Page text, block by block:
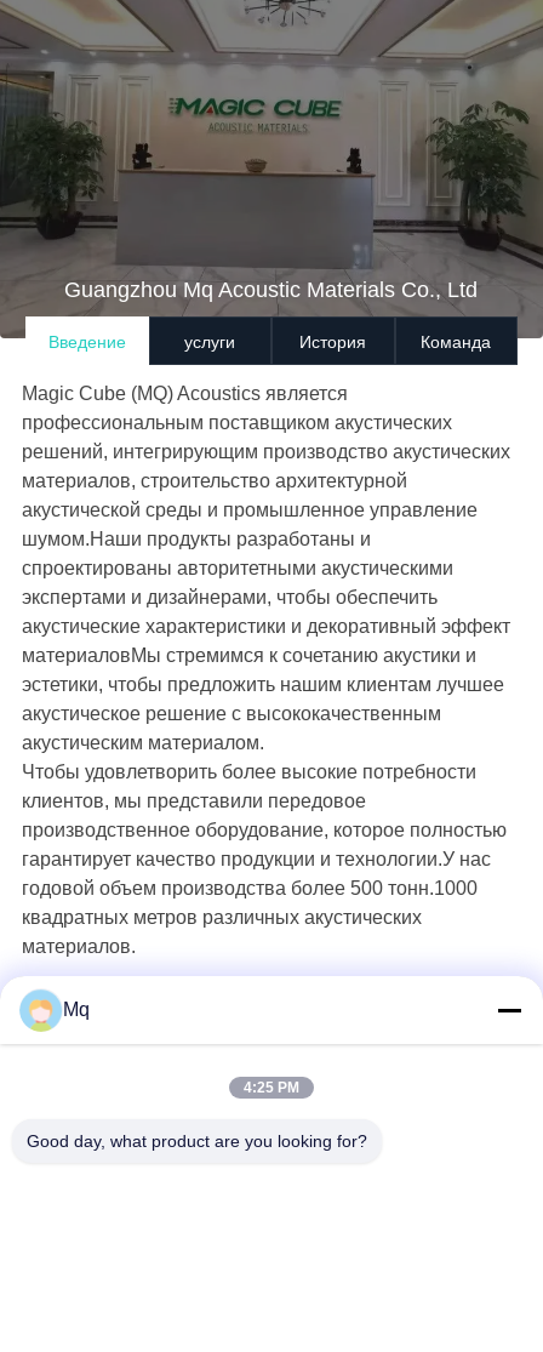
Guangzhou Mq Acoustic Materials Co., Ltd
Введение услуги История Команда
Magic Cube (MQ) Acoustics является
профессиональным поставщиком акустических
решений, интегрирующим производство акустических
материалов, строительство архитектурной
акустической среды и промышленное управление
шумом.Наши продукты разработаны и
спроектированы авторитетными акустическими
экспертами и дизайнерами, чтобы обеспечить
акустические характеристики и декоративный эффект
материаловМы стремимся к сочетанию акустики и
эстетики, чтобы предложить нашим клиентам лучшее
акустическое решение с высококачественным
акустическим материалом.
Чтобы удовлетворить более высокие потребности
клиентов, мы представили передовое
производственное оборудование, которое полностью
гарантирует качество продукции и технологии.У нас
годовой объем производства более 500 тонн.1000
квадратных метров различных акустических
материалов.
Mq
4:25 PM
Good day, what product are you looking for?